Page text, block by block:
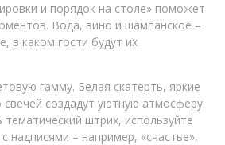
и порядок на столе» поможет
Вода, вино и шампанское –
в каком гости будут их
гамму. Белая скатерть, яркие
свечей создадут уютную атмосферу.
тематический штрих, используйте
надписями – например, «счастье»,